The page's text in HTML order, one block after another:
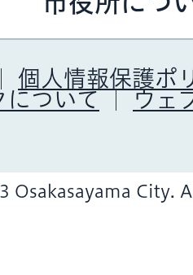
個人情報保護ポ
について
ウェ
Osakasayama City.